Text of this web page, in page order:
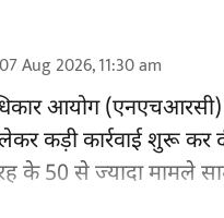
07 Aug 2026, 11:30 am
आयोग(एनएचआरसी)
कड़ी कार्रवाई शुरू कर
के 50 से ज्यादा मामले